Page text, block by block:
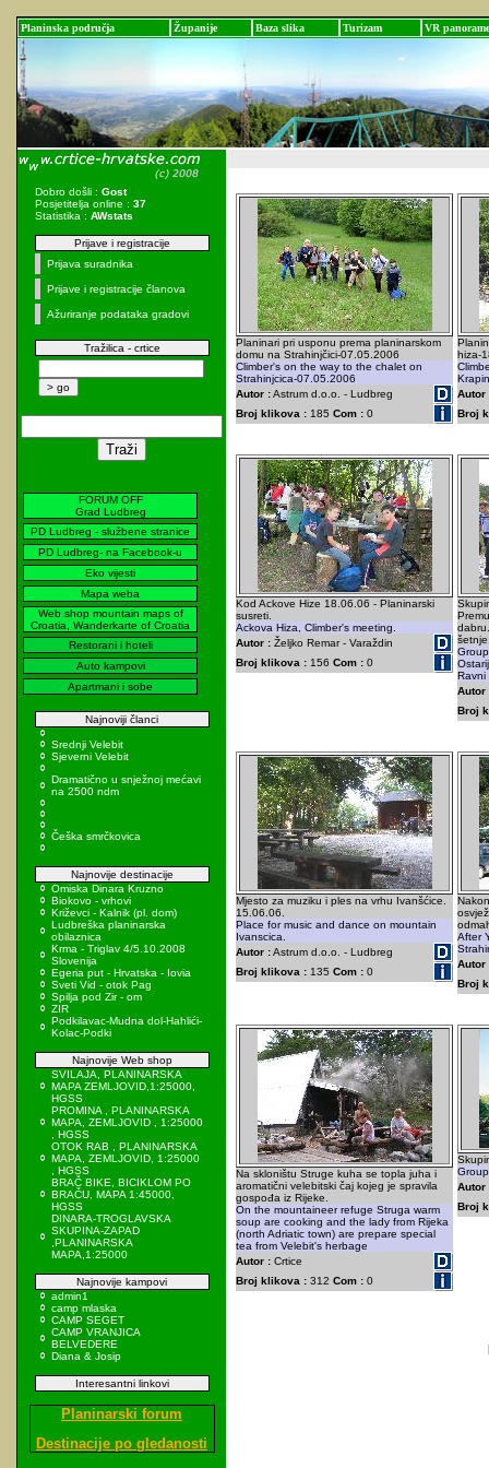
Planinska područja Županije Baza slika Turizam VR panorame
Dobro došli : Gost
Posjetitelja online : 37
Statistika : AWstats
Prijave i registracije
Prijava suradnika
Prijave i registracije članova
Ažuriranje podataka gradovi
Tražilica - crtice
FORUM OFF
Grad Ludbreg
PD Ludbreg - službene stranice
PD Ludbreg- na Facebook-u
Eko vijesti
Mapa weba
Web shop mountain maps of
Croatia, Wanderkarte of Croatia
Restorani i hoteli
Auto kampovi
Apartmani i sobe
Najnoviji članci
Srednji Velebit
Sjeverni Velebit
Dramatično u snježnoj mećavi
na 2500 ndm
Češka smrčkovica
Najnovije destinacije
Omiska Dinara Kruzno
Biokovo - vrhovi
Križevci - Kalnik (pl. dom)
Ludbreška planinarska
obilaznica
Krma - Triglav 4/5.10.2008
Slovenija
Egeria put - Hrvatska - Iovia
Sveti Vid - otok Pag
Spilja pod Zir - om
ZIR
Podkilavac-Mudna dol-Hahlići-
Kolac-Podki
Najnovije Web shop
SVILAJA, PLANINARSKA
MAPA ZEMLJOVID,1:25000,
HGSS
PROMINA , PLANINARSKA
MAPA, ZEMLJOVID , 1:25000
, HGSS
OTOK RAB , PLANINARSKA
MAPA, ZEMLJOVID, 1:25000
, HGSS
BRAČ BIKE, BICIKLOM PO
BRAČU, MAPA 1:45000,
HGSS
DINARA-TROGLAVSKA
SKUPINA-ZAPAD
,PLANINARSKA
MAPA,1:25000
Najnovije kampovi
admin1
camp mlaska
CAMP SEGET
CAMP VRANJICA
BELVEDERE
Diana & Josip
Interesantni linkovi
Planinarski forum
Destinacije po gledanosti
Planinari pri usponu prema planinarskom
domu na Strahinjčici-07.05.2006
Climber's on the way to the chalet on
Strahinjcica-07.05.2006
Autor :Astrum d.o.o. - Ludbreg
Broj klikova : 185 Com : 0
hiza-
Autor
Broj
Kod Ackove Hize 18.06.06 - Planinarski
susreti.
Ackova Hiza, Climber's meeting.
Autor : Željko Remar - Varaždin
Broj klikova : 156 Com : 0
Ravni
Autor
Broj
Mjesto za muziku i ples na vrhu Ivanšćice.
15.06.06.
Place for music and dance on mountain
Ivanscica.
Autor :Astrum d.o.o. - Ludbreg
Broj klikova : 135 Com : 0
After
Autor
Broj
Na skloništu Struge kuha se topla juha i
aromatični velebitski čaj kojeg je spravila
gospođa iz Rijeke.
On the mountaineer refuge Struga warm
soup are cooking and the lady from Rijeka
(north Adriatic town) are prepare special
tea from Velebit's herbage
Autor : Crtice
Broj klikova : 312 Com : 0
Autor
Broj